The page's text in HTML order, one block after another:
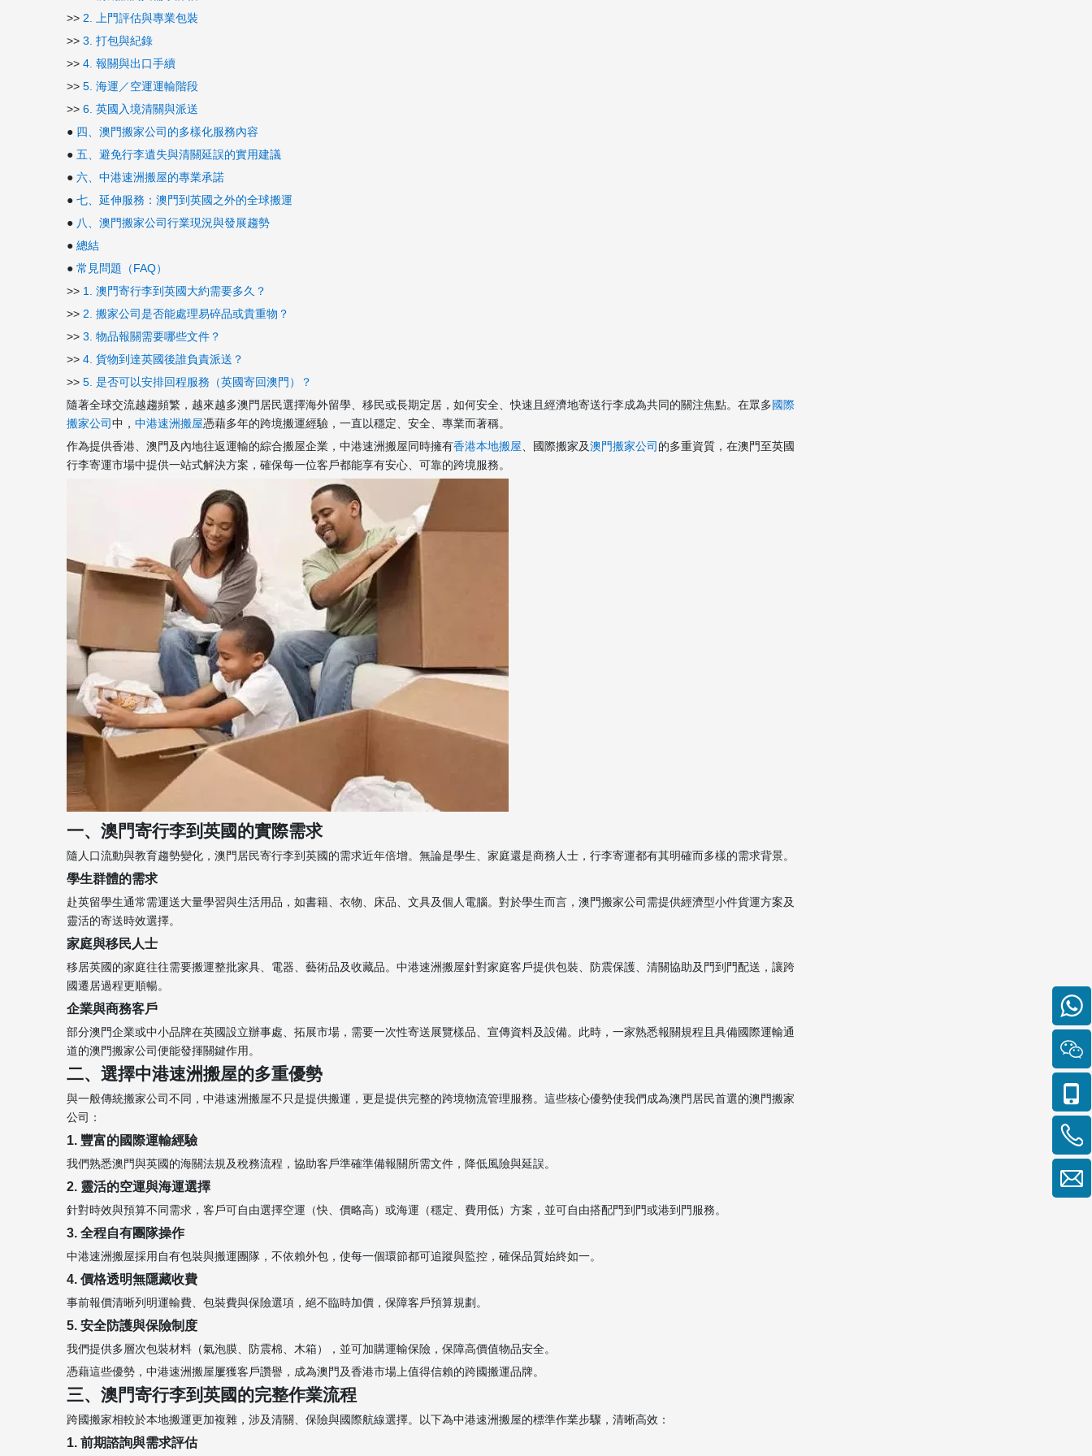
>> 2. 上門評估與專業包裝
>> 3. 打包與紀錄
>> 4. 報關與出口手續
>> 5. 海運／空運運輸階段
>> 6. 英國入境清關與派送
● 四、澳門搬家公司的多樣化服務內容
● 五、避免行李遺失與清關延誤的實用建議
● 六、中港速洲搬屋的專業承諾
● 七、延伸服務：澳門到英國之外的全球搬運
● 八、澳門搬家公司行業現況與發展趨勢
● 總結
● 常見問題（FAQ）
>> 1. 澳門寄行李到英國大約需要多久？
>> 2. 搬家公司是否能處理易碎品或貴重物？
>> 3. 物品報關需要哪些文件？
>> 4. 貨物到達英國後誰負責派送？
>> 5. 是否可以安排回程服務（英國寄回澳門）？
隨著全球交流越趨頻繁，越來越多澳門居民選擇海外留學、移民或長期定居，如何安全、快速且經濟地寄送行李成為共同的關注焦點。在眾多國際
搬家公司中， 中港速洲搬屋憑藉多年的跨境搬運經驗，一直以穩定、安全、專業而著稱。
作為提供香港、澳門及內地往返運輸的綜合搬屋企業，中港速洲搬屋同時擁有香港本地搬屋 、國際搬家及澳門搬家公司 的多重資質，在澳門至英國
行李寄運市場中提供一站式解決方案，確保每一位客戶都能享有安心、可靠的跨境服務。
一、澳門寄行李到英國的實際需求
隨人口流動與教育趨勢變化，澳門居民寄行李到英國的需求近年倍增。無論是學生、家庭還是商務人士，行李寄運都有其明確而多樣的需求背景。
學生群體的需求
赴英留學生通常需運送大量學習與生活用品，如書籍、衣物、床品、文具及個人電腦。對於學生而言，澳門搬家公司需提供經濟型小件貨運方案及
靈活的寄送時效選擇。
家庭與移民人士
移居英國的家庭往往需要搬運整批家具、電器、藝術品及收藏品。中港速洲搬屋針對家庭客戶提供包裝、防震保護、清關協助及門到門配送，讓跨
國遷居過程更順暢。
企業與商務客戶
部分澳門企業或中小品牌在英國設立辦事處、拓展市場，需要一次性寄送展覽樣品、宣傳資料及設備。此時，一家熟悉報關規程且具備國際運輸通
道的澳門搬家公司便能發揮關鍵作用。
二、選擇中港速洲搬屋的多重優勢
與一般傳統搬家公司不同，中港速洲搬屋不只是提供搬運，更是提供完整的跨境物流管理服務。這些核心優勢使我們成為澳門居民首選的澳門搬家
公司：
1. 豐富的國際運輸經驗
我們熟悉澳門與英國的海關法規及稅務流程，協助客戶準確準備報關所需文件，降低風險與延誤。
2. 靈活的空運與海運選擇
針對時效與預算不同需求，客戶可自由選擇空運（快、價略高）或海運（穩定、費用低）方案，並可自由搭配門到門或港到門服務。
3. 全程自有團隊操作
中港速洲搬屋採用自有包裝與搬運團隊，不依賴外包，使每一個環節都可追蹤與監控，確保品質始終如一。
4. 價格透明無隱藏收費
事前報價清晰列明運輸費、包裝費與保險選項，絕不臨時加價，保障客戶預算規劃。
5. 安全防護與保險制度
我們提供多層次包裝材料（氣泡膜、防震棉、木箱），並可加購運輸保險，保障高價值物品安全。
憑藉這些優勢，中港速洲搬屋屢獲客戶讚譽，成為澳門及香港市場上值得信賴的跨國搬運品牌。
三、澳門寄行李到英國的完整作業流程
跨國搬家相較於本地搬運更加複雜，涉及清關、保險與國際航線選擇。以下為中港速洲搬屋的標準作業步驟，清晰高效：
1. 前期諮詢與需求評估